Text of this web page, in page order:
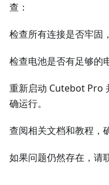
查：
检查所有连接是否牢固
检查电池是否有足够的
重新启动 Cutebot Pro
确运行。
查阅相关文档和教程，
如果问题仍然存在，请